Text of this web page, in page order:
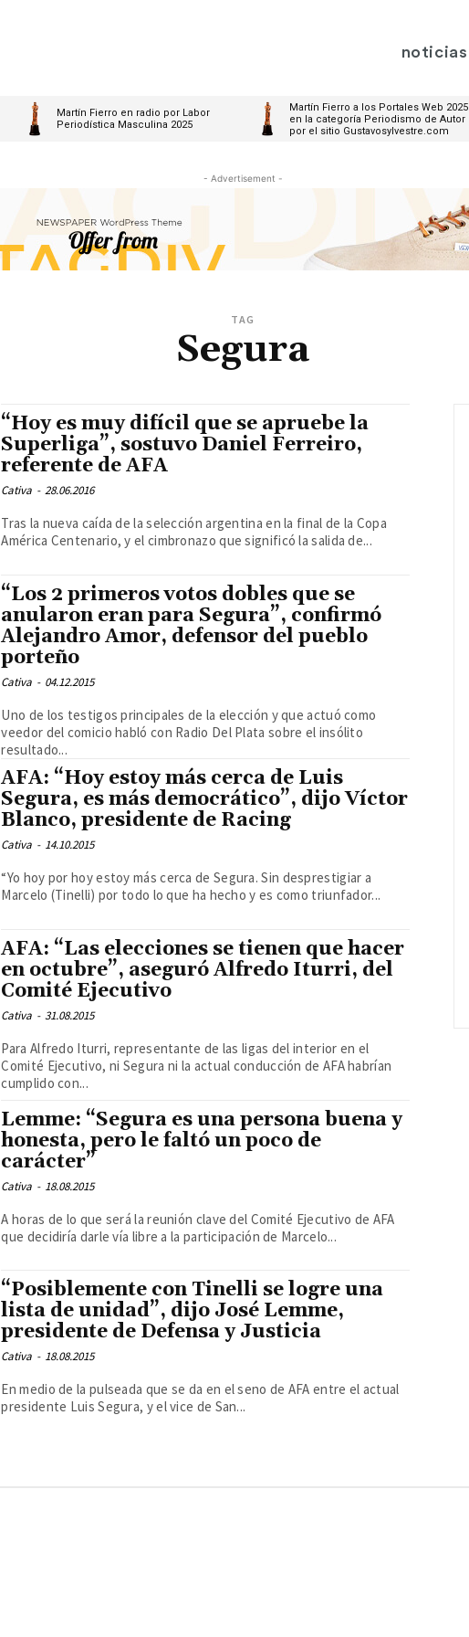
noticias
Martín Fierro en radio por Labor
Periodística Masculina 2025
Martín Fierro a los Portales Web 2025
en la categoría Periodismo de Autor
por el sitio Gustavosylvestre.com
- Advertisement -
TAG
Segura
“Hoy es muy difícil que se apruebe la
Superliga”, sostuvo Daniel Ferreiro,
referente de AFA
Cativa - 28.06.2016
Tras la nueva caída de la selección argentina en la final de la Copa
América Centenario, y el cimbronazo que significó la salida de...
“Los 2 primeros votos dobles que se
anularon eran para Segura”, confirmó
Alejandro Amor, defensor del pueblo
porteño
Cativa - 04.12.2015
Uno de los testigos principales de la elección y que actuó como
veedor del comicio habló con Radio Del Plata sobre el insólito
resultado...
AFA: “Hoy estoy más cerca de Luis
Segura, es más democrático”, dijo Víctor
Blanco, presidente de Racing
Cativa - 14.10.2015
“Yo hoy por hoy estoy más cerca de Segura. Sin desprestigiar a
Marcelo (Tinelli) por todo lo que ha hecho y es como triunfador...
AFA: “Las elecciones se tienen que hacer
en octubre”, aseguró Alfredo Iturri, del
Comité Ejecutivo
Cativa - 31.08.2015
Para Alfredo Iturri, representante de las ligas del interior en el
Comité Ejecutivo, ni Segura ni la actual conducción de AFA habrían
cumplido con...
Lemme: “Segura es una persona buena y
honesta, pero le faltó un poco de
carácter”
Cativa - 18.08.2015
A horas de lo que será la reunión clave del Comité Ejecutivo de AFA
que decidiría darle vía libre a la participación de Marcelo...
“Posiblemente con Tinelli se logre una
lista de unidad”, dijo José Lemme,
presidente de Defensa y Justicia
Cativa - 18.08.2015
En medio de la pulseada que se da en el seno de AFA entre el actual
presidente Luis Segura, y el vice de San...